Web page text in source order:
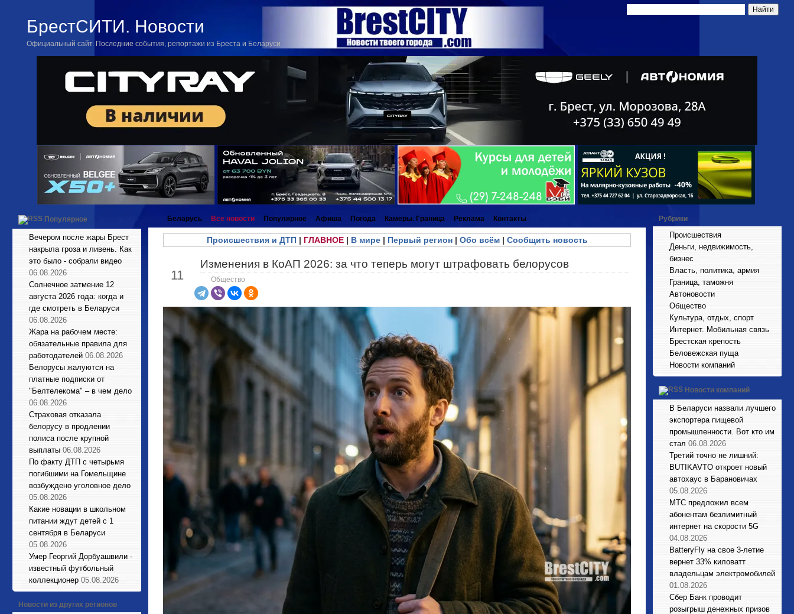
БрестСИТИ. Новости
Официальный сайт. Последние события, репортажи из Бреста и Беларуси
Популярное
Вечером после жары Брест
накрыла гроза и ливень. Как
это было - собрали видео
06.08.2026
Солнечное затмение 12
августа 2026 года: когда и
где смотреть в Беларуси
06.08.2026
Жара на рабочем месте:
обязательные правила для
работодателей 06.08.2026
Белорусы жалуются на
платные подписки от
"Белтелекома" – в чем дело
06.08.2026
Страховая отказала
белорусу в продлении
полиса после крупной
выплаты 06.08.2026
По факту ДТП с четырьмя
погибшими на Гомельщине
возбуждено уголовное дело
05.08.2026
Какие новации в школьном
питании ждут детей с 1
сентября в Беларуси
05.08.2026
Умер Георгий Дорбуашвили -
известный футбольный
коллекционер 05.08.2026
Новости из других регионов
Беларусь Все новости Популярное Афиша Погода Камеры. Граница Реклама Контакты
Происшествия и ДТП| ГЛАВНОЕ| В мире| Первый регион| Обо всём| Сообщить новость
11
Изменения в КоАП 2026: за что теперь могут штрафовать белорусов
Общество
Рубрики
Происшествия
Деньги, недвижимость,
бизнес
Власть, политика, армия
Граница, таможня
Автоновости
Общество
Культура, отдых, спорт
Интернет. Мобильная связь
Брестская крепость
Беловежская пуща
Новости компаний
Новости компаний
В Беларуси назвали лучшего
экспортера пищевой
промышленности. Вот кто им
стал 06.08.2026
Третий точно не лишний:
BUTIKAVTO откроет новый
автохаус в Барановичах
05.08.2026
МТС предложил всем
абонентам безлимитный
интернет на скорости 5G
04.08.2026
BatteryFly на свое 3-летие
вернет 33% киловатт
владельцам электромобилей
01.08.2026
Сбер Банк проводит
розыгрыш денежных призов